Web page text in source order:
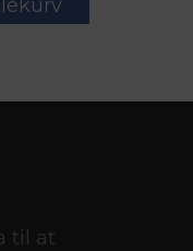
til at